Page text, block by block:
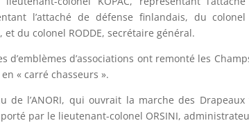
l’attaché de défense finlandais, du colonel
du colonel RODDE, secrétaire général.
d’associations ont remonté les
« carré chasseurs ».
de l’ANORI, qui ouvrait la marche des Drapeaux
par le lieutenant-colonel ORSINI,